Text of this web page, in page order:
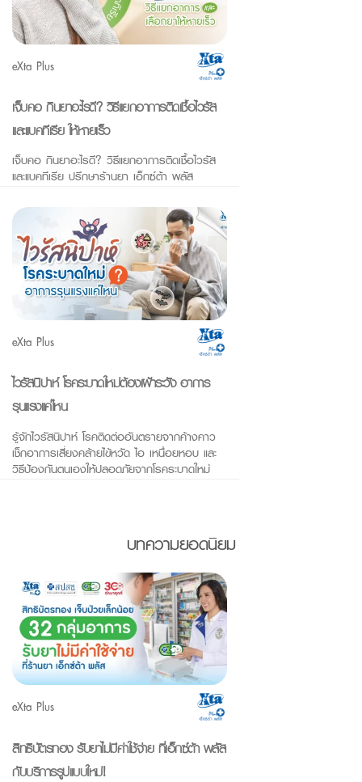
eXta Plus
เจ็บคอ กินยาอะไรดี? วิธีแยกอาการติดเชื้อไวรัส
และแบคทีเรีย ให้หายเร็ว
เจ็บคอ กินยาอะไรดี? วิธีแยกอาการติดเชื้อไวรัส
และแบคทีเรีย ปรึกษาร้านยา เอ็กซ์ต้า พลัส
eXta Plus
ไวรัสนิปาห์ โรคระบาดใหม่ต้องเฝ้าระวัง อาการ
รุนแรงแค่ไหน
รู้จักไวรัสนิปาห์ โรคติดต่ออันตรายจากค้างคาว
เช็กอาการเสี่ยงคล้ายไข้หวัด ไอ เหนื่อยหอบ และ
วิธีป้องกันตนเองให้ปลอดภัยจากโรคระบาดใหม่
บทความยอดนิยม
eXta Plus
สิทธิบัตรทอง รับยาไม่มีค่าใช้จ่าย ที่เอ็กซ์ต้า พลัส
กับบริการรูปแบบใหม่!